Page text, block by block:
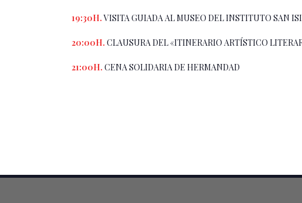
19:30H.VISITA GUIADA AL MUSEO DEL INSTITUTO SAN
20:00H. CLAUSURA DEL «ITINERARIO ARTÍSTICO
21:00H. CENA SOLIDARIA DE HERMANDAD